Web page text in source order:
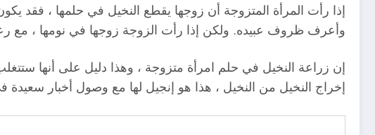
إذا رأت المرأة المتزوجة أن زوجها يقطع النخيل في حلمها ، فقد
وأعرف ظروف عبيده. ولكن إذا رأت الزوجة زوجها في نومها ، مع
إن زراعة النخيل في حلم امرأة متزوجة ، وهذا دليل على أنها
إخراج النخيل من النخيل ، هذا هو إنجيل لها مع وصول أخبار سعيدة في